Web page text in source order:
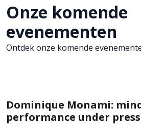
Onze komende
evenementen
Ontdek onze komende
Dominique Monami:
performance under